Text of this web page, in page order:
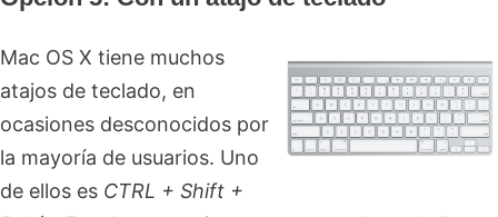
Mac OS X tiene muchos
atajos de teclado, en
ocasiones desconocidos por
la mayoría de usuarios. Uno
de ellos es CTRL + Shift +